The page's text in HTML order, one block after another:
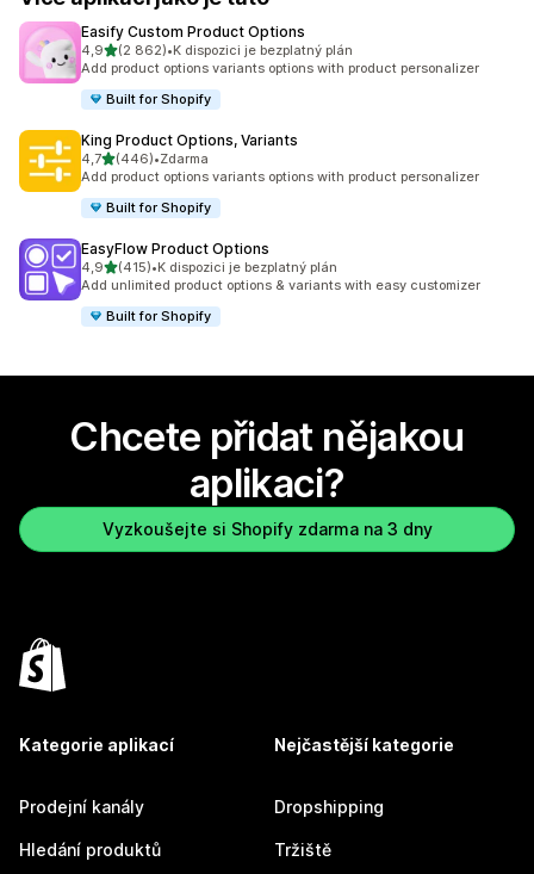
Easify Custom Product Options
4,9z 5 hvězd
(2 862)
Celkový počet recenzí: 2862
•K dispozici je bezplatný plán
Add product options variants options with product personalizer
Built for Shopify
King Product Options, Variants
4,7z 5 hvězd
(446)
Celkový počet recenzí: 446
•Zdarma
Add product options variants options with product personalizer
Built for Shopify
EasyFlow Product Options
4,9z 5 hvězd
(415)
Celkový počet recenzí: 415
•K dispozici je bezplatný plán
Add unlimited product options & variants with easy customizer
Built for Shopify
Chcete přidat nějakou
aplikaci?
Vyzkoušejte si Shopify zdarma na 3 dny
Kategorie aplikací
Prodejní kanály
Hledání produktů
Nejčastější kategorie
Dropshipping
Tržiště